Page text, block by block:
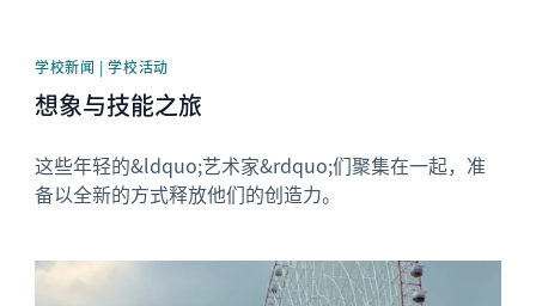
学校新闻 | 学校活动
想象与技能之旅
这些年轻的&ldquo;艺术家&rdquo;们聚集在一起，准
备以全新的方式释放他们的创造力。
News image